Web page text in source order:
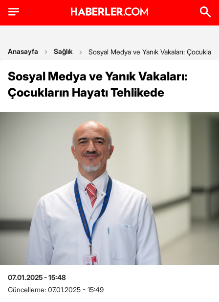
Anasayfa Sağlık Sosyal Medya ve Yanık Vakaları:
Sosyal Medya ve Yanık Vakaları:
Çocukların Hayatı Tehlikede
07.01.2025 - 15:48
Güncelleme: 07.01.2025 - 15:49